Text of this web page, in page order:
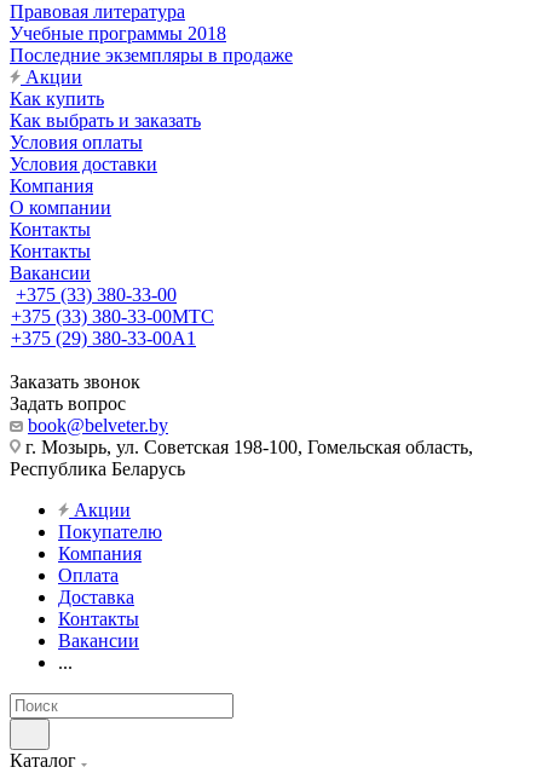
Правовая литература
Учебные программы 2018
Последние экземпляры в продаже
Акции
Как купить
Как выбрать и заказать
Условия оплаты
Условия доставки
Компания
О компании
Контакты
Контакты
Вакансии
+375 (33) 380-33-00
+375 (33) 380-33-00МТС
+375 (29) 380-33-00А1
Заказать звонок
Задать вопрос
book@belveter.by
г. Мозырь, ул. Советская 198-100, Гомельская область,
Республика Беларусь
Акции
Покупателю
Компания
Оплата
Доставка
Контакты
Вакансии
...
Каталог